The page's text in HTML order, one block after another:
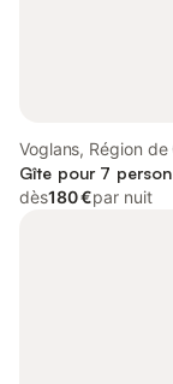
Voglans, Région
Gîte pour 7
dès180 €par nuit